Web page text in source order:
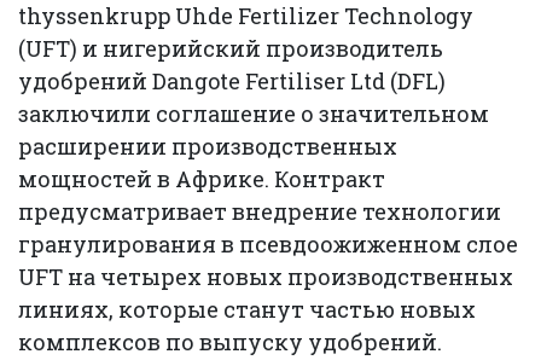
thyssenkrupp Uhde Fertilizer Technology
(UFT) и нигерийский производитель
удобрений Dangote Fertiliser Ltd (DFL)
заключили соглашение о значительном
расширении производственных
мощностей в Африке. Контракт
предусматривает внедрение технологии
гранулирования в псевдоожиженном слое
UFT на четырех новых производственных
линиях, которые станут частью новых
комплексов по выпуску удобрений.